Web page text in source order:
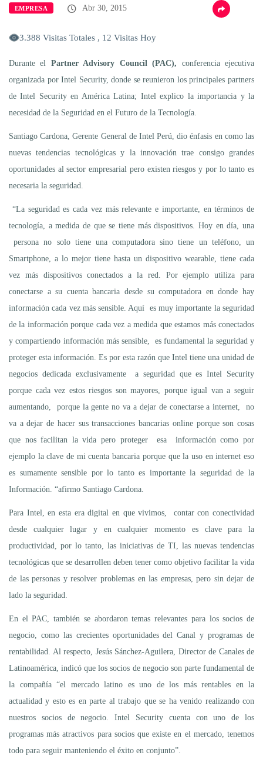
EMPRESA Abr 30, 2015
3.388 Visitas Totales , 12 Visitas Hoy
Durante el Partner Advisory Council (PAC), conferencia ejecutiva
organizada por Intel Security, donde se reunieron los principales partners
de Intel Security en América Latina; Intel explico la importancia y la
necesidad de la Seguridad en el Futuro de la Tecnología.
Santiago Cardona, Gerente General de Intel Perú, dio énfasis en como las
nuevas tendencias tecnológicas y la innovación trae consigo grandes
oportunidades al sector empresarial pero existen riesgos y por lo tanto es
necesaria la seguridad.
“La seguridad es cada vez más relevante e importante, en términos de
tecnología, a medida de que se tiene más dispositivos. Hoy en día, una
persona no solo tiene una computadora sino tiene un teléfono, un
Smartphone, a lo mejor tiene hasta un dispositivo wearable, tiene cada
vez más dispositivos conectados a la red. Por ejemplo utiliza para
conectarse a su cuenta bancaria desde su computadora en donde hay
información cada vez más sensible. Aquí es muy importante la seguridad
de la información porque cada vez a medida que estamos más conectados
y compartiendo información más sensible, es fundamental la seguridad y
proteger esta información. Es por esta razón que Intel tiene una unidad de
negocios dedicada exclusivamente a seguridad que es Intel Security
porque cada vez estos riesgos son mayores, porque igual van a seguir
aumentando, porque la gente no va a dejar de conectarse a internet, no
va a dejar de hacer sus transacciones bancarias online porque son cosas
que nos facilitan la vida pero proteger esa información como por
ejemplo la clave de mi cuenta bancaria porque que la uso en internet eso
es sumamente sensible por lo tanto es importante la seguridad de la
Información. “afirmo Santiago Cardona.
Para Intel, en esta era digital en que vivimos, contar con conectividad
desde cualquier lugar y en cualquier momento es clave para la
productividad, por lo tanto, las iniciativas de TI, las nuevas tendencias
tecnológicas que se desarrollen deben tener como objetivo facilitar la vida
de las personas y resolver problemas en las empresas, pero sin dejar de
lado la seguridad.
En el PAC, también se abordaron temas relevantes para los socios de
negocio, como las crecientes oportunidades del Canal y programas de
rentabilidad. Al respecto, Jesús Sánchez-Aguilera, Director de Canales de
Latinoamérica, indicó que los socios de negocio son parte fundamental de
la compañía “el mercado latino es uno de los más rentables en la
actualidad y esto es en parte al trabajo que se ha venido realizando con
nuestros socios de negocio. Intel Security cuenta con uno de los
programas más atractivos para socios que existe en el mercado, tenemos
todo para seguir manteniendo el éxito en conjunto”.